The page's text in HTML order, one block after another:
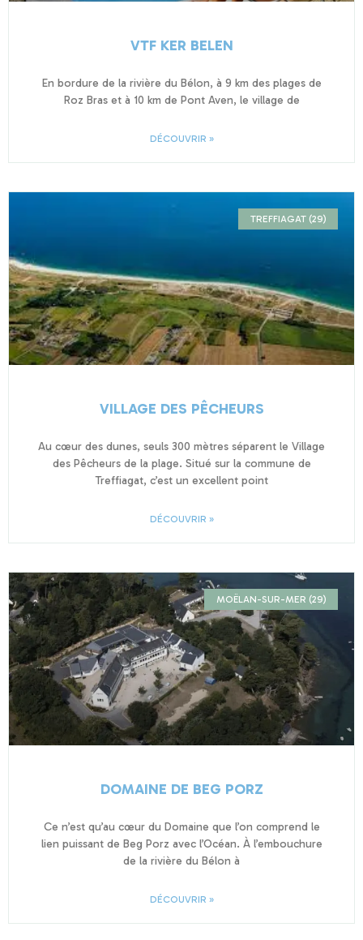
VTF KER BELEN
En bordure de la rivière du Bélon, à 9 km des plages de
Roz Bras et à 10 km de Pont Aven, le village de
DÉCOUVRIR »
TREFFIAGAT (29)
VILLAGE DES PÊCHEURS
Au cœur des dunes, seuls 300 mètres séparent le Village
des Pêcheurs de la plage. Situé sur la commune de
Treffiagat, c’est un excellent point
DÉCOUVRIR »
MOËLAN-SUR-MER (29)
DOMAINE DE BEG PORZ
Ce n’est qu’au cœur du Domaine que l’on comprend le
lien puissant de Beg Porz avec l’Océan. À l’embouchure
de la rivière du Bélon à
DÉCOUVRIR »